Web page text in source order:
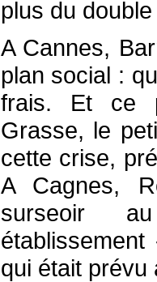
plus du
A Cannes,
plan social :
frais. Et ce
Grasse, le
cette crise,
A Cagnes,
surseoir
qui était prévu